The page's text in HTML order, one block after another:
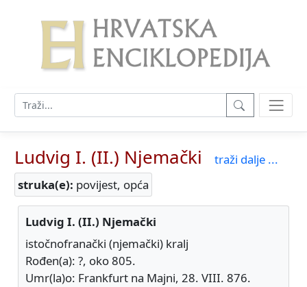
Ludvig I. (II.) Njemački
traži dalje ...
struka(e): povijest, opća
Ludvig I. (II.) Njemački
istočnofranački (njemački) kralj
Rođen(a): ?, oko 805.
Umr(la)o: Frankfurt na Majni, 28. VIII. 876.